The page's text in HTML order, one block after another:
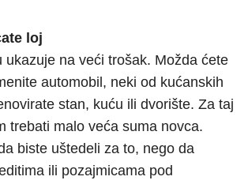
loj
ukazuje na veći trošak. Možda ćete
automobil, neki od kućanskih
stan, kuću ili dvorište. Za taj
trebati malo veća suma novca.
biste uštedeli za to, nego da
ili pozajmicama pod